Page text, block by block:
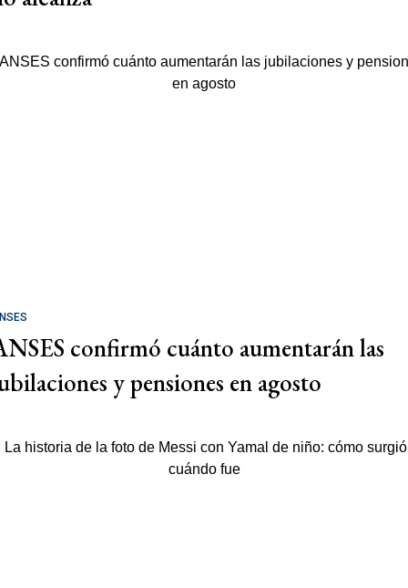
confirmó cuánto aumentarán las
y pensiones en agosto